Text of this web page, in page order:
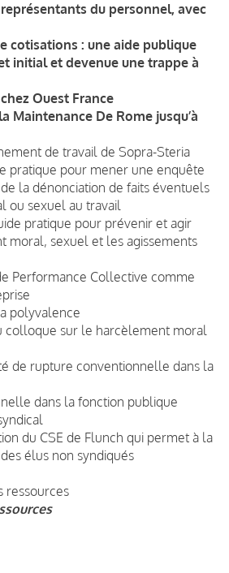
du personnel, avec
cotisations : une aide publique
initial et devenue une trappe à
Ouest France
Maintenance De Rome jusqu’à
de travail de Sopra-Steria
pratique pour mener une enquête
la dénonciation de faits éventuels
ou sexuel au travail
pratique pour prévenir et agir
moral, sexuel et les agissements
Performance Collective comme
polyvalence
colloque sur le harcèlement moral
de rupture conventionnelle dans la
dans la fonction publique
du CSE de Flunch qui permet à la
élus non syndiqués
ressources